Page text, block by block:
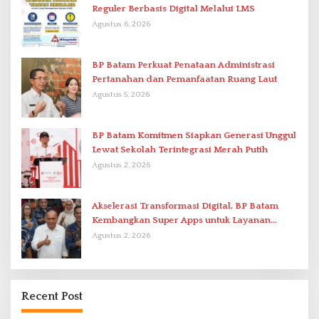
Reguler Berbasis Digital Melalui LMS
Agustus 6, 2026
BP Batam Perkuat Penataan Administrasi
Pertanahan dan Pemanfaatan Ruang Laut
Agustus 5, 2026
BP Batam Komitmen Siapkan Generasi Unggul
Lewat Sekolah Terintegrasi Merah Putih
Agustus 2, 2026
Akselerasi Transformasi Digital, BP Batam
Kembangkan Super Apps untuk Layanan
Terpadu
Agustus 2, 2026
Recent Post